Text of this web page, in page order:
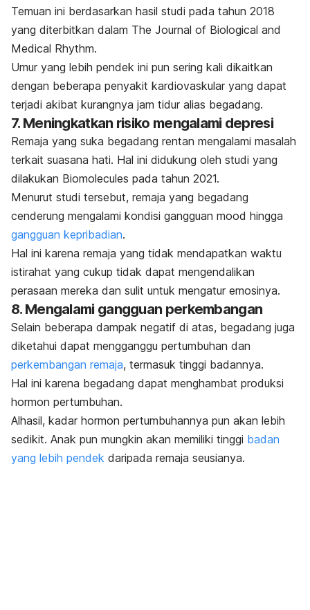
Temuan ini berdasarkan hasil studi pada tahun 2018
yang diterbitkan dalam The Journal of Biological and
Medical Rhythm.
Umur yang lebih pendek ini pun sering kali dikaitkan
dengan beberapa penyakit kardiovaskular yang dapat
terjadi akibat kurangnya jam tidur alias begadang.
7. Meningkatkan risiko mengalami depresi
Remaja yang suka begadang rentan mengalami masalah
terkait suasana hati. Hal ini didukung oleh studi yang
dilakukan Biomolecules pada tahun 2021.
Menurut studi tersebut, remaja yang begadang
cenderung mengalami kondisi gangguan mood hingga
gangguan kepribadian.
Hal ini karena remaja yang tidak mendapatkan waktu
istirahat yang cukup tidak dapat mengendalikan
perasaan mereka dan sulit untuk mengatur emosinya.
8. Mengalami gangguan perkembangan
Selain beberapa dampak negatif di atas, begadang juga
diketahui dapat mengganggu pertumbuhan dan
perkembangan remaja, termasuk tinggi badannya.
Hal ini karena begadang dapat menghambat produksi
hormon pertumbuhan.
Alhasil, kadar hormon pertumbuhannya pun akan lebih
sedikit. Anak pun mungkin akan memiliki tinggi badan
yang lebih pendek daripada remaja seusianya.